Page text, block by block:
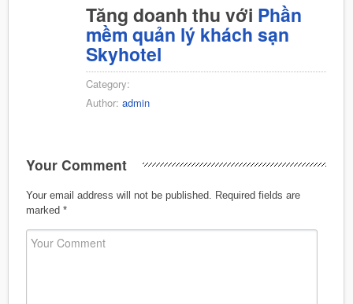
Tăng doanh thu với Phần
mềm quản lý khách sạn
Skyhotel
Category:
Author: admin
Your Comment
Your email address will not be published.
Required fields are
marked *